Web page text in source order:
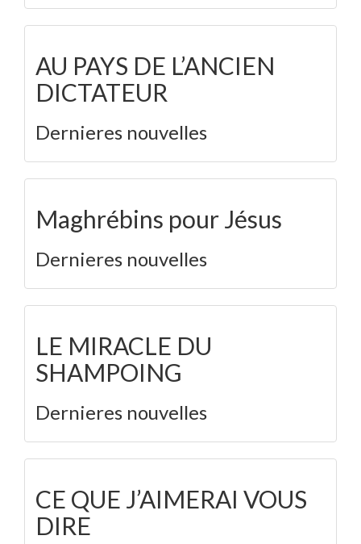
AU PAYS DE L’ANCIEN
DICTATEUR
Dernieres nouvelles
Maghrébins pour Jésus
Dernieres nouvelles
LE MIRACLE DU
SHAMPOING
Dernieres nouvelles
CE QUE J’AIMERAI VOUS
DIRE